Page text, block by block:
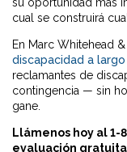
cual se construirá
En Marc Whitehead
discapacidad a
reclamantes de
contingencia — sin
gane.
Llámenos hoy al
evaluación gratuita